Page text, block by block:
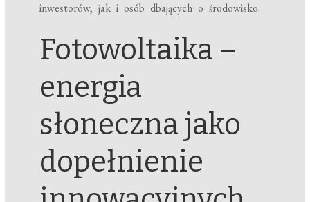
inwestorów, jak i osób dbających o środowisko.
Fotowoltaika –
energia
słoneczna jako
dopełnienie